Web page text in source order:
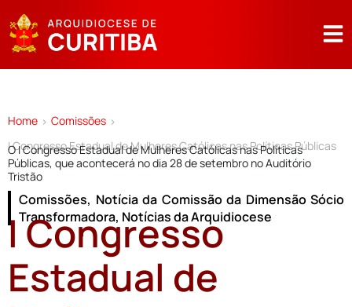
Home > Comissões >
I Congresso Estadual de Mulheres Católicas nas Políticas Públicas
O I Congresso Estadual de Mulheres Católicas nas Políticas
Públicas, que acontecerá no dia 28 de setembro no Auditório
Tristão
Comissões, Notícia da Comissão da Dimensão Sócio
Transformadora, Notícias da Arquidiocese
I Congresso
Estadual de